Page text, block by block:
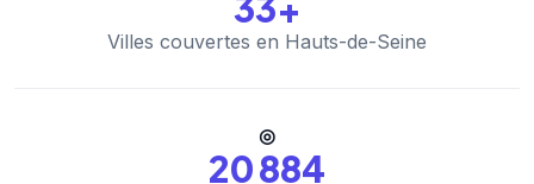
Villes couvertes en Hauts-de-Seine
◎
20 884